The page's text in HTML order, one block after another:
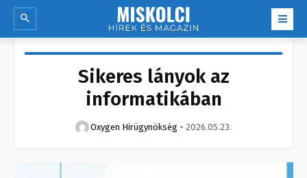
Sikeres lányok az
informatikában
Oxygen Hirügynökség - 2026.05.23.